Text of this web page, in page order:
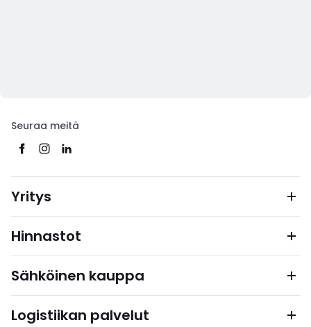
Seuraa meitä
Yritys
Hinnastot
Sähköinen kauppa
Logistiikan palvelut